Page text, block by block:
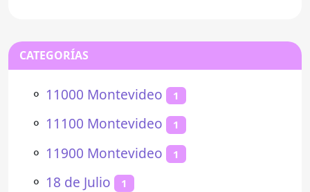
CATEGORÍAS
⚬ 11000 Montevideo 1
⚬ 11100 Montevideo 1
⚬ 11900 Montevideo 1
⚬ 18 de Julio 1